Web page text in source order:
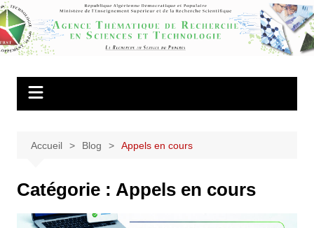
Aller
au
contenu
Agence
Thématique de
Recherche en
Accueil Blog Appels en cours
Catégorie : Appels en cours